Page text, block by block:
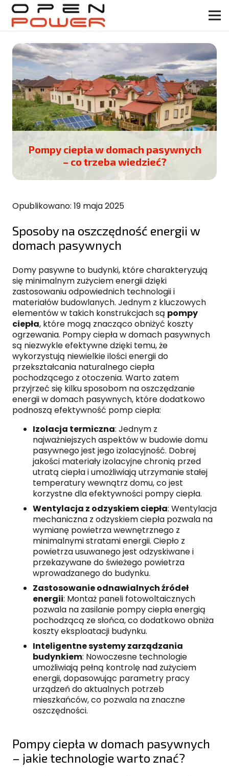
Pompy ciepła w domach pasywnych
– co trzeba wiedzieć?
Opublikowano: 19 maja 2025
Sposoby na oszczędność energii w
domach pasywnych
Domy pasywne to budynki, które charakteryzują
się minimalnym zużyciem energii dzięki
zastosowaniu odpowiednich technologii i
materiałów budowlanych. Jednym z kluczowych
elementów w takich konstrukcjach są pompy
ciepła, które mogą znacząco obniżyć koszty
ogrzewania. Pompy ciepła w domach pasywnych
są niezwykle efektywne dzięki temu, że
wykorzystują niewielkie ilości energii do
przekształcania naturalnego ciepła
pochodzącego z otoczenia. Warto zatem
przyjrzeć się kilku sposobom na oszczędzanie
energii w domach pasywnych, które dodatkowo
podnoszą efektywność pomp ciepła:
Izolacja termiczna: Jednym z
najważniejszych aspektów w budowie domu
pasywnego jest jego izolacyjność. Dobrej
jakości materiały izolacyjne chronią przed
utratą ciepła i umożliwiają utrzymanie stałej
temperatury wewnątrz domu, co jest
korzystne dla efektywności pompy ciepła.
Wentylacja z odzyskiem ciepła: Wentylacja
mechaniczna z odzyskiem ciepła pozwala na
wymianę powietrza wewnętrznego z
minimalnymi stratami energii. Ciepło z
powietrza usuwanego jest odzyskiwane i
przekazywane do świeżego powietrza
wprowadzanego do budynku.
Zastosowanie odnawialnych źródeł
energii: Montaż paneli fotowoltaicznych
pozwala na zasilanie pompy ciepła energią
pochodzącą ze słońca, co dodatkowo obniża
koszty eksploatacji budynku.
Inteligentne systemy zarządzania
budynkiem: Nowoczesne technologie
umożliwiają pełną kontrolę nad zużyciem
energii, dopasowując parametry pracy
urządzeń do aktualnych potrzeb
mieszkańców, co pozwala na znaczne
oszczędności.
Pompy ciepła w domach pasywnych
– jakie technologie warto znać?